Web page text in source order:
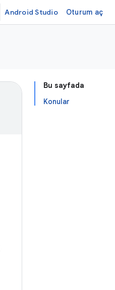
Android Studio Oturum aç
Bu sayfada
Konular